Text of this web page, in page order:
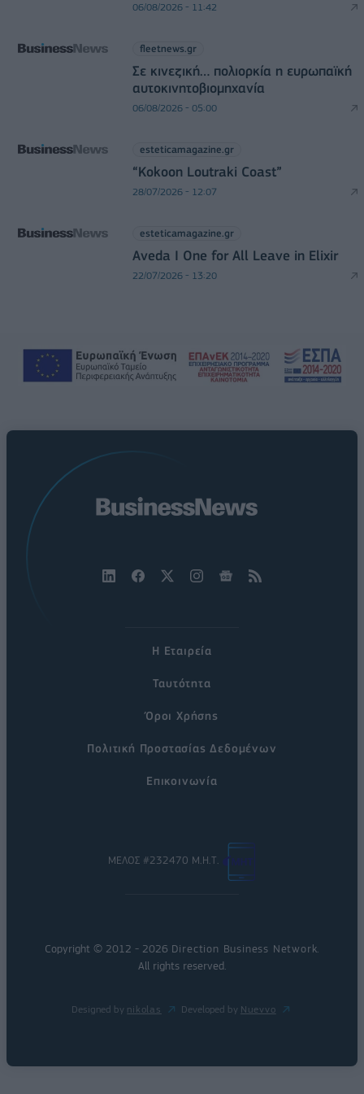
06/08/2026 - 11:42
fleetnews.gr
Σε κινεζική… πολιορκία η ευρωπαϊκή
αυτοκινητοβιομηχανία
06/08/2026 - 05:00
esteticamagazine.gr
“Kokoon Loutraki Coast”
28/07/2026 - 12:07
esteticamagazine.gr
Aveda I One for All Leave in Elixir
22/07/2026 - 13:20
Η Εταιρεία
Ταυτότητα
Όροι Χρήσης
Πολιτική Προστασίας Δεδομένων
Επικοινωνία
ΜΕΛΟΣ #232470 Μ.Η.Τ.
Copyright © 2012 - 2026 Direction Business Network
All rights reserved.
Designed by nikolas Developed by Nuevvo